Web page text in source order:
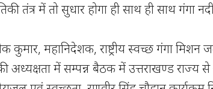
तंत्र में तो सुधार होगा ही साथ ही साथ गंगा
कुमार, महानिदेशक, राष्ट्रीय स्वच्छ गंगा मिशन
अध्यक्षता में सम्पन्न बैठक में उत्तराखण्ड राज्य से